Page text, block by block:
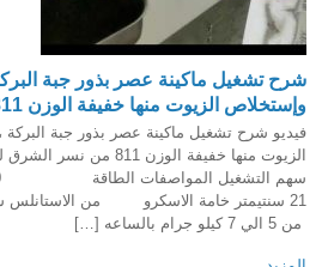
شرح تشغيل ماكينة عصر بذور جبة
وإستخلاص الزيوت منها خفيفة الوزن 811 من نسر الشرق
فيديو شرح تشغيل ماكينة عصر بذور جبة
الزيوت منها خفيفة الوزن
من 5 الي 7 كيلو جرام بالساعه […]